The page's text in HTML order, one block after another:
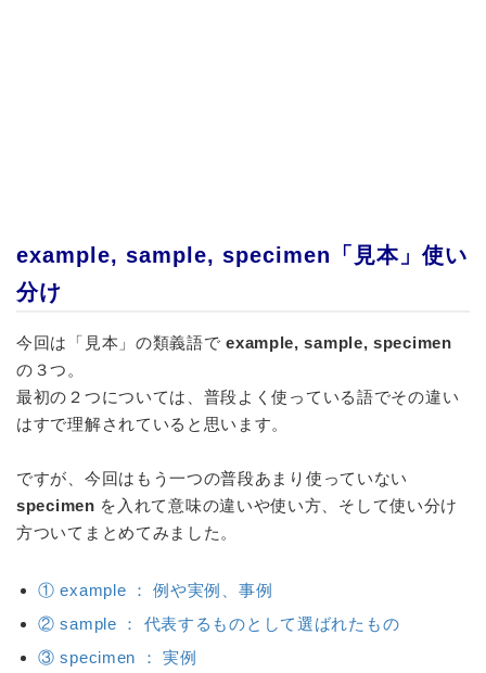
example, sample, specimen「見本」使い
分け
今回は「見本」の類義語でexample, sample, specimen
の３つ。
最初の２つについては、普段よく使っている語でその違い
はすで理解されていると思います。
ですが、今回はもう一つの普段あまり使っていない
specimen を入れて意味の違いや使い方、そして使い分け
方ついてまとめてみました。
① example ： 例や実例、事例
② sample ： 代表するものとして選ばれたもの
③ specimen ： 実例